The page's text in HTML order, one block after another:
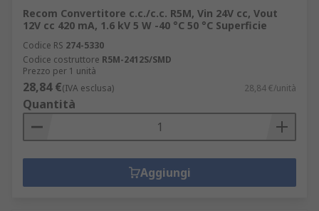
Recom Convertitore c.c./c.c. R5M, Vin 24V cc, Vout
12V cc 420 mA, 1.6 kV 5 W -40 °C 50 °C Superficie
Codice RS 274-5330
Codice costruttore R5M-2412S/SMD
Prezzo per 1 unità
28,84 €(IVA esclusa) 28,84 €/unità
Quantità
Aggiungi